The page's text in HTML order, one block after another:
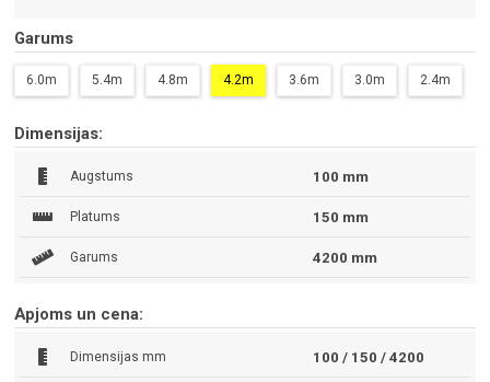
Garums
6.0m 5.4m 4.8m 4.2m 3.6m 3.0m 2.4m
Dimensijas:
Augstums 100 mm
Platums 150 mm
Garums 4200 mm
Apjoms un cena:
Dimensijas mm 100 / 150 / 4200